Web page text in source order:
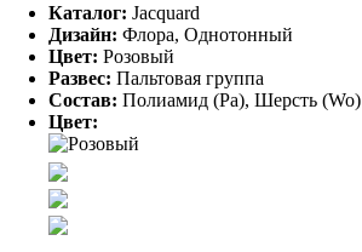
Каталог: Jacquard
Дизайн: Флора, Однотонный
Цвет: Розовый
Развес: Пальтовая группа
Состав: Полиамид (Pa), Шерсть (Wo)
Цвет: